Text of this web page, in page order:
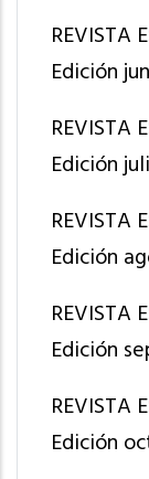
REVISTA
Edición
REVISTA
Edición
REVISTA
Edición
REVISTA
Edición
REVISTA
Edición